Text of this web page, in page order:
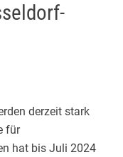
derzeit stark
für
hat bis Juli 2024